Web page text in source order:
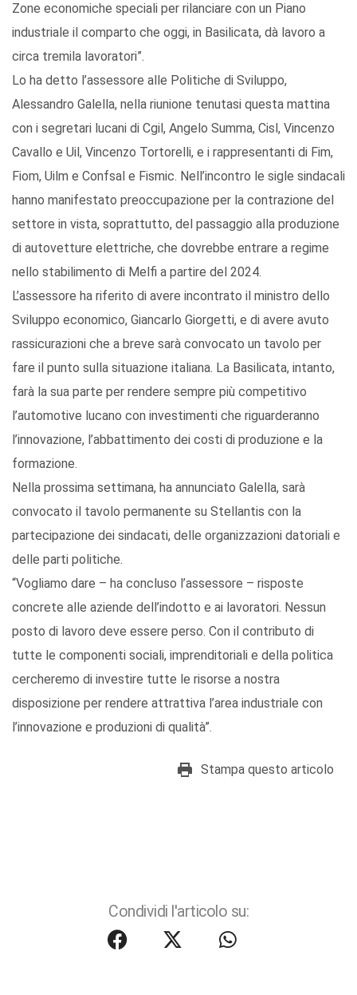
Zone economiche speciali per rilanciare con un Piano
industriale il comparto che oggi, in Basilicata, dà lavoro a
circa tremila lavoratori”.
Lo ha detto l’assessore alle Politiche di Sviluppo,
Alessandro Galella, nella riunione tenutasi questa mattina
con i segretari lucani di Cgil, Angelo Summa, Cisl, Vincenzo
Cavallo e Uil, Vincenzo Tortorelli, e i rappresentanti di Fim,
Fiom, Uilm e Confsal e Fismic. Nell’incontro le sigle sindacali
hanno manifestato preoccupazione per la contrazione del
settore in vista, soprattutto, del passaggio alla produzione
di autovetture elettriche, che dovrebbe entrare a regime
nello stabilimento di Melfi a partire del 2024.
L’assessore ha riferito di avere incontrato il ministro dello
Sviluppo economico, Giancarlo Giorgetti, e di avere avuto
rassicurazioni che a breve sarà convocato un tavolo per
fare il punto sulla situazione italiana. La Basilicata, intanto,
farà la sua parte per rendere sempre più competitivo
l’automotive lucano con investimenti che riguarderanno
l’innovazione, l’abbattimento dei costi di produzione e la
formazione.
Nella prossima settimana, ha annunciato Galella, sarà
convocato il tavolo permanente su Stellantis con la
partecipazione dei sindacati, delle organizzazioni datoriali e
delle parti politiche.
“Vogliamo dare – ha concluso l’assessore – risposte
concrete alle aziende dell’indotto e ai lavoratori. Nessun
posto di lavoro deve essere perso. Con il contributo di
tutte le componenti sociali, imprenditoriali e della politica
cercheremo di investire tutte le risorse a nostra
disposizione per rendere attrattiva l’area industriale con
l’innovazione e produzioni di qualità”.
Stampa questo articolo
Condividi l'articolo su: